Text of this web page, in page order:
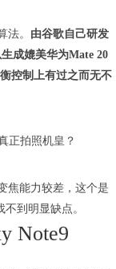
法。 由谷歌自己研发
成媲美华为Mate 20
控制上有过之而无不
焦能力较差，这个是
到明显缺点。
Note9